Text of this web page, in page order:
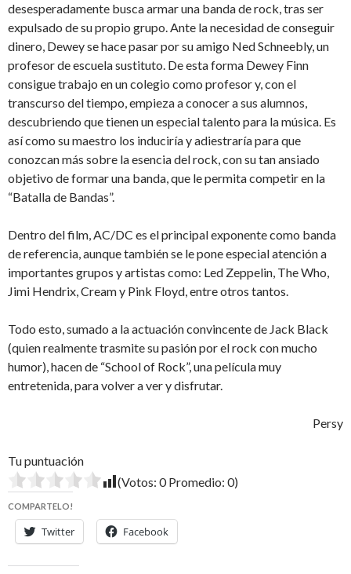
desesperadamente busca armar una banda de rock, tras ser
expulsado de su propio grupo. Ante la necesidad de conseguir
dinero, Dewey se hace pasar por su amigo Ned Schneebly, un
profesor de escuela sustituto. De esta forma Dewey Finn
consigue trabajo en un colegio como profesor y, con el
transcurso del tiempo, empieza a conocer a sus alumnos,
descubriendo que tienen un especial talento para la música. Es
así como su maestro los induciría y adiestraría para que
conozcan más sobre la esencia del rock, con su tan ansiado
objetivo de formar una banda, que le permita competir en la
“Batalla de Bandas”.
Dentro del film, AC/DC es el principal exponente como banda
de referencia, aunque también se le pone especial atención a
importantes grupos y artistas como: Led Zeppelin, The Who,
Jimi Hendrix, Cream y Pink Floyd, entre otros tantos.
Todo esto, sumado a la actuación convincente de Jack Black
(quien realmente trasmite su pasión por el rock con mucho
humor), hacen de “School of Rock”, una película muy
entretenida, para volver a ver y disfrutar.
Persy
Tu puntuación
(Votos: 0Promedio: 0)
COMPARTELO!
Twitter Facebook